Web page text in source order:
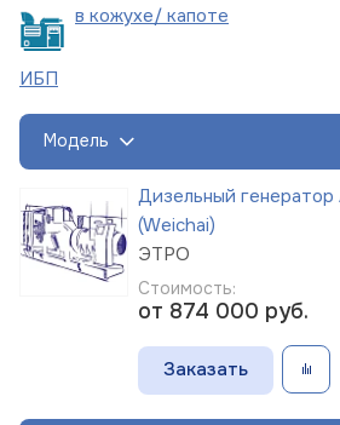
в кожухе/ капоте
ИБП
Модель
Дизельный
(Weichai)
ЭТРО
Стоимость:
от 874 000 руб.
Заказать